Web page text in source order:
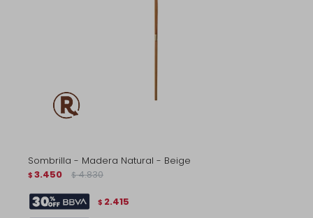
Sombrilla - Madera Natural - Beige
$ 3.450 $ 4.830
$ 2.415